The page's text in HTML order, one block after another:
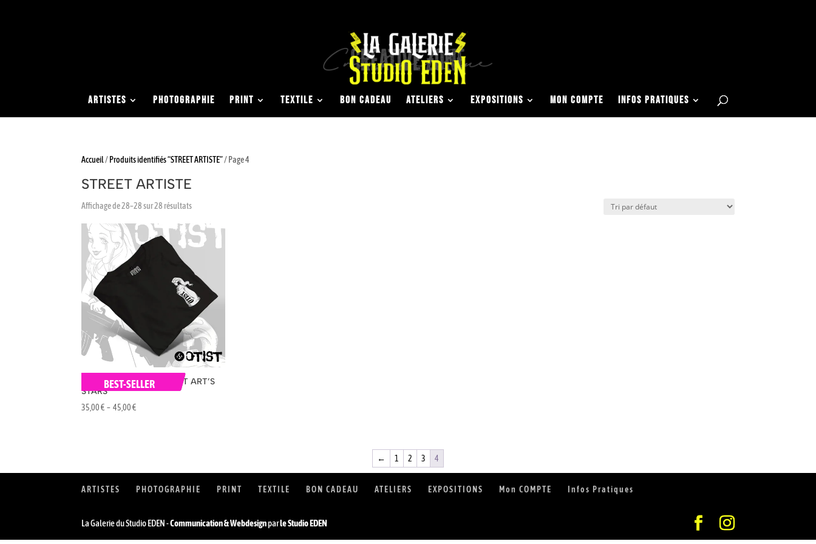
ARTISTES PHOTOGRAPHIE PRINT TEXTILE BON CADEAU ATELIERS EXPOSITIONS Mon COMPTE Infos Pratiques
Accueil/ Produits identifiés “STREET ARTISTE”/ Page 4
STREET ARTISTE
Affichage de 28–28 sur 28 résultats
BEST-SELLER
T-SHIRT « OTIST » STREET ART’S
STARS
35,00€ – 45,00€Plage
← 1 2 3 4
ARTISTES PHOTOGRAPHIE PRINT TEXTILE BON CADEAU ATELIERS EXPOSITIONS Mon COMPTE Infos Pratiques
La Galerie du Studio EDEN -Communication & Webdesignparle Studio EDEN